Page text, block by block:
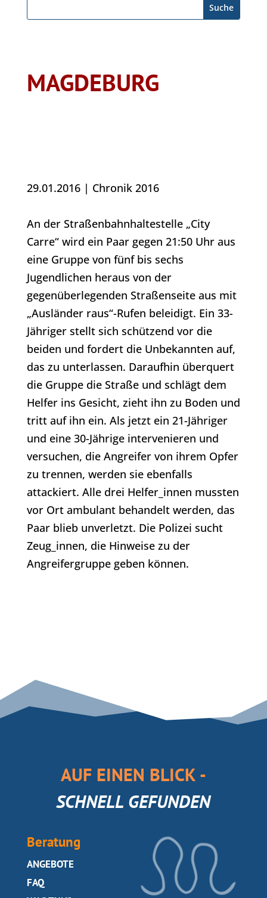
MAGDEBURG
29.01.2016| Chronik 2016
An der Straßenbahnhaltestelle „City
Carre“ wird ein Paar gegen 21:50 Uhr aus
eine Gruppe von fünf bis sechs
Jugendlichen heraus von der
gegenüberlegenden Straßenseite aus mit
„Ausländer raus“-Rufen beleidigt. Ein 33-
Jähriger stellt sich schützend vor die
beiden und fordert die Unbekannten auf,
das zu unterlassen. Daraufhin überquert
die Gruppe die Straße und schlägt dem
Helfer ins Gesicht, zieht ihn zu Boden und
tritt auf ihn ein. Als jetzt ein 21-Jähriger
und eine 30-Jährige intervenieren und
versuchen, die Angreifer von ihrem Opfer
zu trennen, werden sie ebenfalls
attackiert. Alle drei Helfer_innen mussten
vor Ort ambulant behandelt werden, das
Paar blieb unverletzt. Die Polizei sucht
Zeug_innen, die Hinweise zu der
Angreifergruppe geben können.
AUF EINEN BLICK -
SCHNELL GEFUNDEN
Beratung
SEITE
ANGEBOTE
SEITE
FAQ